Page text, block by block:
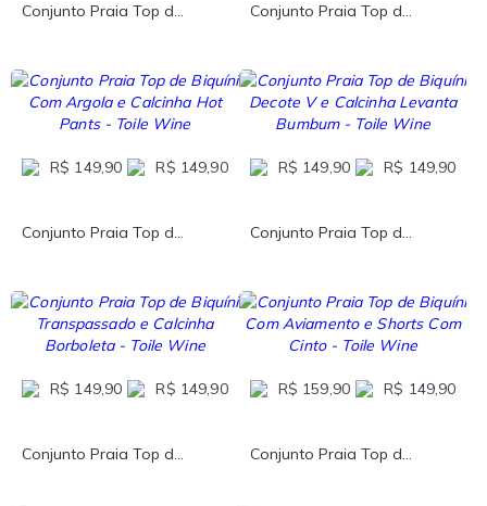
Conjunto Praia Top d... Conjunto Praia Top d...
R$ 149,90 R$ 149,90
Conjunto Praia Top d...
R$ 149,90 R$ 149,90
Conjunto Praia Top d...
R$ 149,90 R$ 149,90
Conjunto Praia Top d...
R$ 159,90 R$ 149,90
Conjunto Praia Top d...